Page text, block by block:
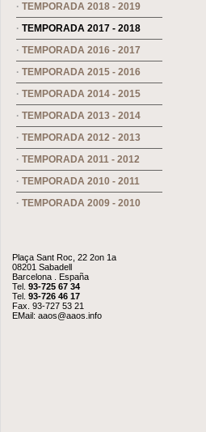
· TEMPORADA 2018 - 2019
· TEMPORADA 2017 - 2018
· TEMPORADA 2016 - 2017
· TEMPORADA 2015 - 2016
· TEMPORADA 2014 - 2015
· TEMPORADA 2013 - 2014
· TEMPORADA 2012 - 2013
· TEMPORADA 2011 - 2012
· TEMPORADA 2010 - 2011
· TEMPORADA 2009 - 2010
Plaça Sant Roc, 22 2on 1a
08201 Sabadell
Barcelona . España
Tel. 93-725 67 34
Tel. 93-726 46 17
Fax. 93-727 53 21
EMail: aaos@aaos.info